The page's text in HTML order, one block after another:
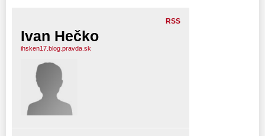
RSS
Ivan Hečko
ihsken17.blog.pravda.sk